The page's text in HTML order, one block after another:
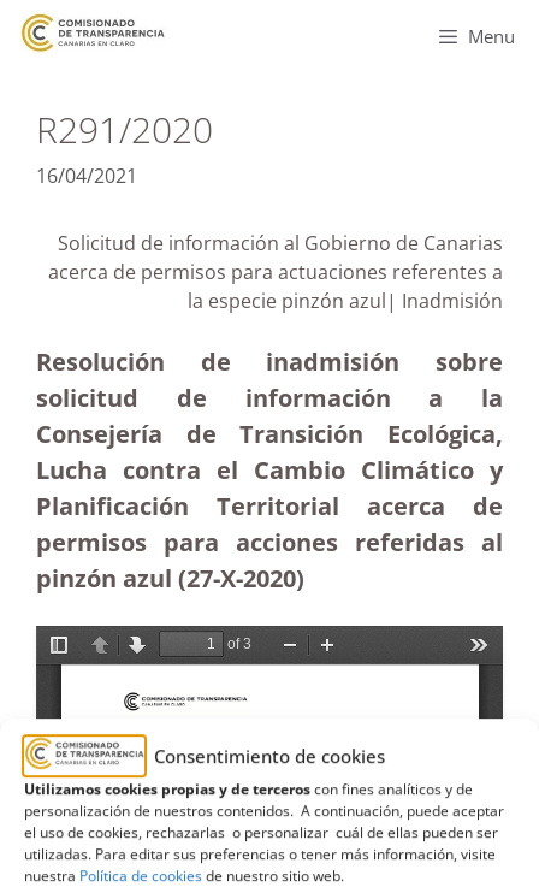
Consentimiento de cookies
Utilizamos cookies propias y de terceroscon fines analíticos y de
personalización de nuestros contenidos. A continuación, puede aceptar
el uso de cookies, rechazarlas o personalizar cuál de ellas pueden ser
utilizadas. Para editar sus preferencias o tener más información, visite
nuestra Política de cookiesde nuestro sitio web.
Menu
R291/2020
16/04/2021
Solicitud de información al Gobierno de Canarias
acerca de permisos para actuaciones referentes a
la especie pinzón azul| Inadmisión
Resolución de inadmisión sobre
solicitud de información a la
Consejería de Transición Ecológica,
Lucha contra el Cambio Climático y
Planificación Territorial acerca de
permisos para acciones referidas al
pinzón azul (27-X-2020)